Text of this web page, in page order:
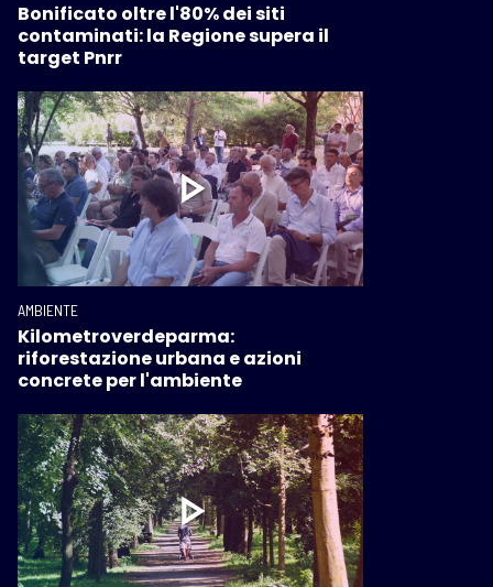
Bonificato oltre l'80% dei siti
contaminati: la Regione supera il
target Pnrr
AMBIENTE
Kilometroverdeparma:
riforestazione urbana e azioni
concrete per l'ambiente